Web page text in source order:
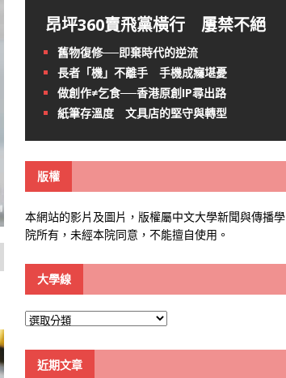
昂坪360賣飛黨橫行 屢禁不絕
舊物復修──即棄時代的逆流
長者「機」不離手 手機成癮堪憂
做創作≠乞食──香港原創IP尋出路
紙筆存溫度 文具店的堅守與轉型
版權
本網站的影片及圖片，版權屬中文大學新聞與傳播學
院所有，未經本院同意，不能擅自使用。
大學線
大
線
近期文章